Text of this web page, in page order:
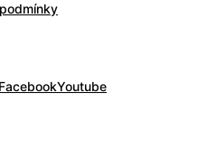
FacebookYoutube